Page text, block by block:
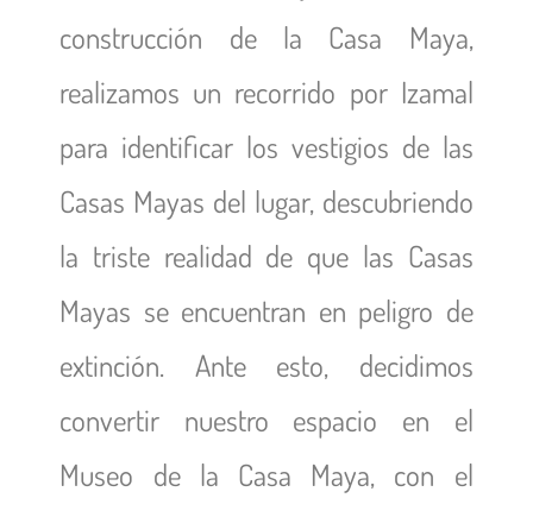
construcción de la Casa Maya,
realizamos un recorrido por Izamal
para identificar los vestigios de las
Casas Mayas del lugar, descubriendo
la triste realidad de que las Casas
Mayas se encuentran en peligro de
extinción. Ante esto, decidimos
convertir nuestro espacio en el
Museo de la Casa Maya, con el